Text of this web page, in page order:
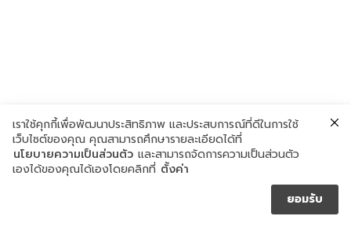
เราใช้คุกกี้เพื่อพัฒนาประสิทธิภาพ และประสบการณ์ที่ดีในการใช้
เว็บไซต์ของคุณ คุณสามารถศึกษารายละเอียดได้ที่
นโยบายความเป็นส่วนตัว และสามารถจัดการความเป็นส่วนตัว
เองได้ของคุณได้เองโดยคลิกที่ ตั้งค่า
ยอมรับ